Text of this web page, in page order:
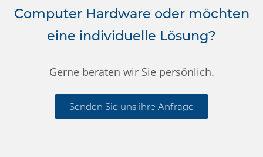
Computer Hardware oder möchten
eine individuelle Lösung?
Gerne beraten wir Sie persönlich.
Senden Sie uns ihre Anfrage